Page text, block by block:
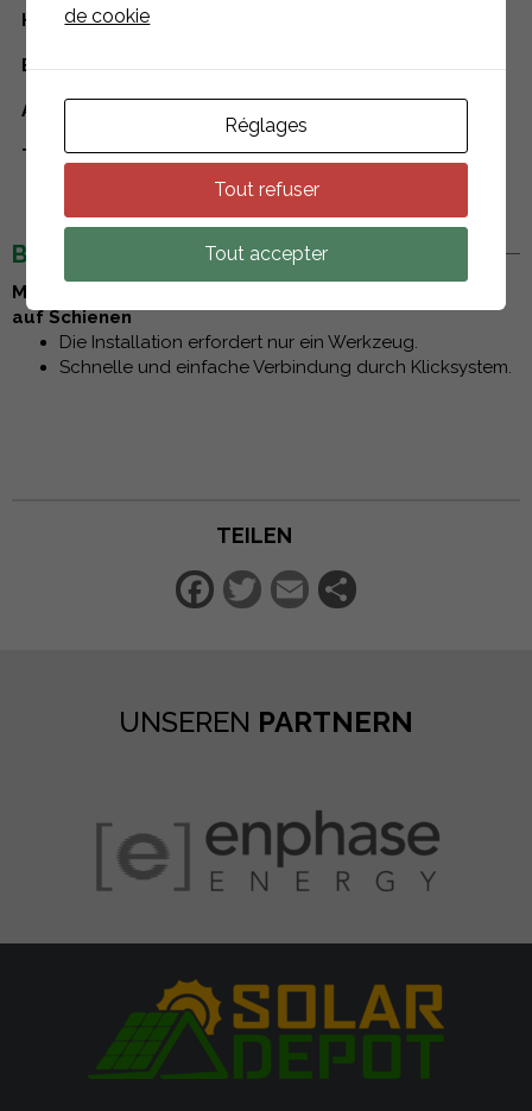
Hersteller
Befestigungssysteme Click Fit EVO
Art der Komponente
Type de toiture Schrägdächer
BESCHREIBUNG
Montageclip für Mikro-Wechselrichter und Optimierer
auf Schienen
Die Installation erfordert nur ein Werkzeug.
Schnelle und einfache Verbindung durch Klicksystem.
TEILEN
Facebook
Twitter
Email
UNSEREN PARTNERN
de cookie
Réglages
Tout refuser
Tout accepter